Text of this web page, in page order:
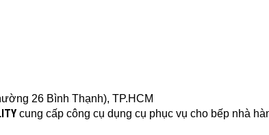
26 Bình Thạnh), TP.HCM
cung cấp công cụ dụng cụ phục vụ cho bếp nhà